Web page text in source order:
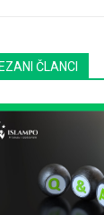
ČLANCI